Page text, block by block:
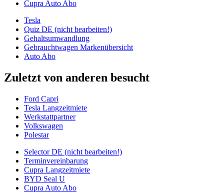
Cupra Auto Abo
Tesla
Quiz DE (nicht bearbeiten!)
Gehaltsumwandlung
Gebrauchtwagen Markenübersicht
Auto Abo
Zuletzt von anderen besucht
Ford Capri
Tesla Langzeitmiete
Werkstattpartner
Volkswagen
Polestar
Selector DE (nicht bearbeiten!)
Terminvereinbarung
Cupra Langzeitmiete
BYD Seal U
Cupra Auto Abo